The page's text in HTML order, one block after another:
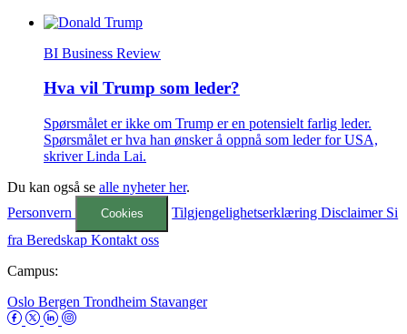
BI Business Review
Hva vil Trump som leder?
Spørsmålet er ikke om Trump er en potensielt farlig leder.
Spørsmålet er hva han ønsker å oppnå som leder for USA,
skriver Linda Lai.
Du kan også se alle nyheter her.
Personvern
Cookies TilgjengelighetserklæringDisclaimer Si
fra Beredskap Kontakt oss
Campus:
Oslo Bergen Trondheim Stavanger